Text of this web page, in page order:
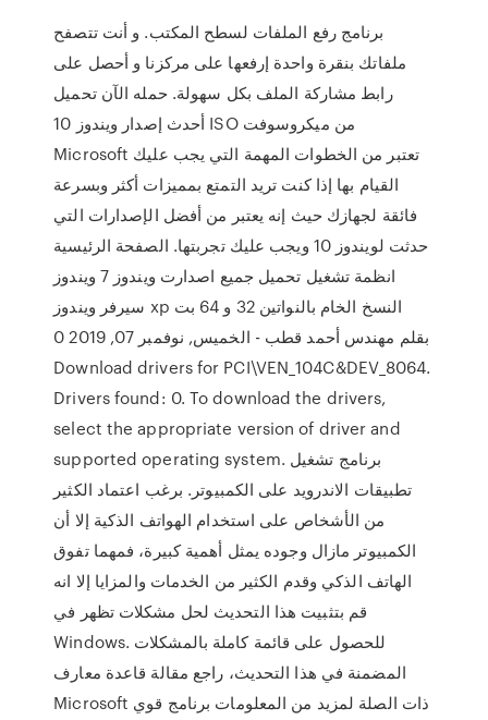
برنامج رفع الملفات لسطح المكتب. و أنت تتصفح
ملفاتك بنقرة واحدة إرفعها على مركزنا و أحصل على
رابط مشاركة الملف بكل سهولة. حمله الآن تحميل
أحدث إصدار ويندوز 10 ISO من ميكروسوفت
Microsoft تعتبر من الخطوات المهمة التي يجب عليك
القيام بها إذا كنت تريد التمتع بمميزات أكثر وبسرعة
فائقة لجهازك حيث إنه يعتبر من أفضل الإصدارات التي
حدثت لويندوز 10 ويجب عليك تجربتها. الصفحة الرئيسية
انظمة تشغيل تحميل جميع اصدارت ويندوز 7 ويندوز
سيرفر ويندوز xp النسخ الخام بالنواتين 32 و 64 بت
بقلم مهندس أحمد قطب - الخميس, نوفمبر 07, 2019 0
Download drivers for PCI\VEN_104C&DEV_8064.
Drivers found: 0. To download the drivers,
select the appropriate version of driver and
supported operating system. برنامج تشغيل
تطبيقات الاندرويد على الكمبيوتر. برغب اعتماد الكثير
من الأشخاص على استخدام الهواتف الذكية إلا أن
الكمبيوتر مازال وجوده يمثل أهمية كبيرة، فمهما تفوق
الهاتف الذكي وقدم الكثير من الخدمات والمزايا إلا انه
قم بتثبيت هذا التحديث لحل مشكلات تظهر في
Windows. للحصول على قائمة كاملة بالمشكلات
المضمنة في هذا التحديث، راجع مقالة قاعدة معارف
Microsoft ذات الصلة لمزيد من المعلومات برنامج قوي